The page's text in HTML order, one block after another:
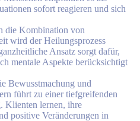
sofort reagieren und sich
die Kombination von
wird der Heilungsprozess
Ansatz sorgt dafür,
mentale Aspekte berücksichtigt
Bewusstmachung und
führt zu einer tiefgreifenden
Klienten lernen, ihre
positive Veränderungen in